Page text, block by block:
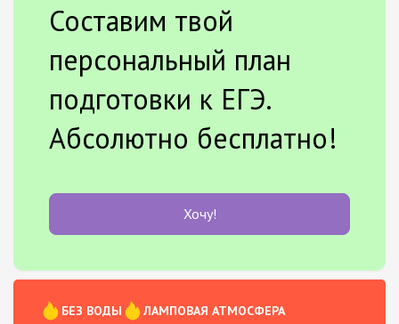
Составим твой
персональный план
подготовки к ЕГЭ.
Абсолютно бесплатно!
Хочу!
БЕЗ ВОДЫ ЛАМПОВАЯ АТМОСФЕРА